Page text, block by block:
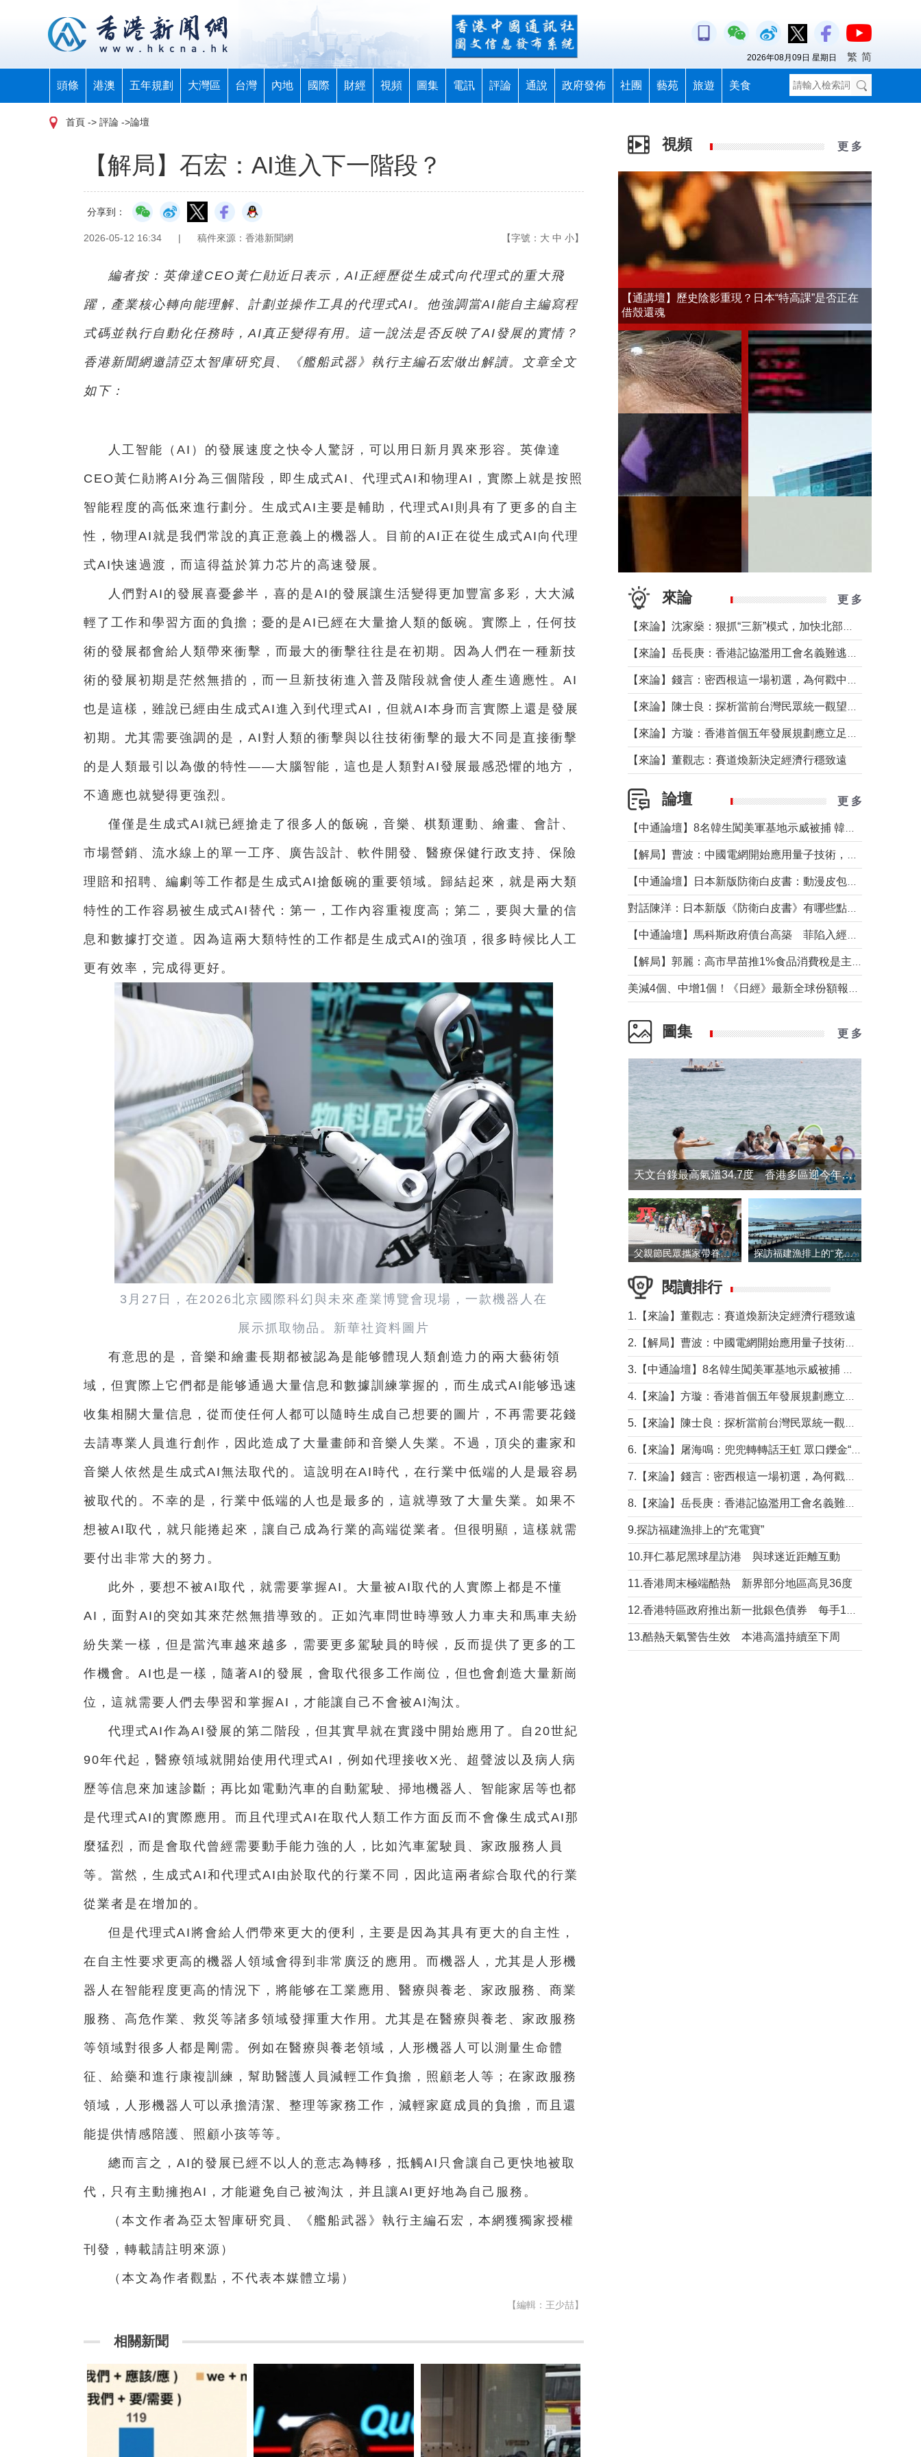
頭條 港澳 五年規劃 大灣區 台灣 內地 國際 財經 視頻 圖集 電訊 評論 通說 政府發佈 社團 藝苑 旅遊 美食
2026年08月09日 星期日 繁 简
首頁 -> 評論 ->論壇
【解局】石宏：AI進入下一階段？
分享到：
2026-05-12 16:34 | 稿件來源：香港新聞網 【字號： 大 中 小】
編者按：英偉達CEO黃仁勛近日表示，AI正經歷從生成式向代理式的重大飛
躍，產業核心轉向能理解、計劃並操作工具的代理式AI。他強調當AI能自主編寫程
式碼並執行自動化任務時，AI真正變得有用。這一說法是否反映了AI發展的實情？
香港新聞網邀請亞太智庫研究員、《艦船武器》執行主編石宏做出解讀。文章全文
如下：
人工智能（AI）的發展速度之快令人驚訝，可以用日新月異來形容。英偉達
CEO黃仁勛將AI分為三個階段，即生成式AI、代理式AI和物理AI，實際上就是按照
智能程度的高低來進行劃分。生成式AI主要是輔助，代理式AI則具有了更多的自主
性，物理AI就是我們常說的真正意義上的機器人。目前的AI正在從生成式AI向代理
式AI快速過渡，而這得益於算力芯片的高速發展。
人們對AI的發展喜憂參半，喜的是AI的發展讓生活變得更加豐富多彩，大大減
輕了工作和學習方面的負擔；憂的是AI已經在大量搶人類的飯碗。實際上，任何技
術的發展都會給人類帶來衝擊，而最大的衝擊往往是在初期。因為人們在一種新技
術的發展初期是茫然無措的，而一旦新技術進入普及階段就會使人產生適應性。AI
也是這樣，雖說已經由生成式AI進入到代理式AI，但就AI本身而言實際上還是發展
初期。尤其需要強調的是，AI對人類的衝擊與以往技術衝擊的最大不同是直接衝擊
的是人類最引以為傲的特性——大腦智能，這也是人類對AI發展最感恐懼的地方，
不適應也就變得更強烈。
僅僅是生成式AI就已經搶走了很多人的飯碗，音樂、棋類運動、繪畫、會計、
市場營銷、流水線上的單一工序、廣告設計、軟件開發、醫療保健行政支持、保險
理賠和招聘、編劇等工作都是生成式AI搶飯碗的重要領域。歸結起來，就是兩大類
特性的工作容易被生成式AI替代：第一，工作內容重複度高；第二，要與大量的信
息和數據打交道。因為這兩大類特性的工作都是生成式AI的強項，很多時候比人工
更有效率，完成得更好。
3月27日，在2026北京國際科幻與未來產業博覽會現場，一款機器人在
展示抓取物品。新華社資料圖片
有意思的是，音樂和繪畫長期都被認為是能够體現人類創造力的兩大藝術領
域，但實際上它們都是能够通過大量信息和數據訓練掌握的，而生成式AI能够迅速
收集相關大量信息，從而使任何人都可以隨時生成自己想要的圖片，不再需要花錢
去請專業人員進行創作，因此造成了大量畫師和音樂人失業。不過，頂尖的畫家和
音樂人依然是生成式AI無法取代的。這說明在AI時代，在行業中低端的人是最容易
被取代的。不幸的是，行業中低端的人也是最多的，這就導致了大量失業。如果不
想被AI取代，就只能捲起來，讓自己成為行業的高端從業者。但很明顯，這樣就需
要付出非常大的努力。
此外，要想不被AI取代，就需要掌握AI。大量被AI取代的人實際上都是不懂
AI，面對AI的突如其來茫然無措導致的。正如汽車問世時導致人力車夫和馬車夫紛
紛失業一樣，但是當汽車越來越多，需要更多駕駛員的時候，反而提供了更多的工
作機會。AI也是一樣，隨著AI的發展，會取代很多工作崗位，但也會創造大量新崗
位，這就需要人們去學習和掌握AI，才能讓自己不會被AI淘汰。
代理式AI作為AI發展的第二階段，但其實早就在實踐中開始應用了。自20世紀
90年代起，醫療領域就開始使用代理式AI，例如代理接收X光、超聲波以及病人病
歷等信息來加速診斷；再比如電動汽車的自動駕駛、掃地機器人、智能家居等也都
是代理式AI的實際應用。而且代理式AI在取代人類工作方面反而不會像生成式AI那
麼猛烈，而是會取代曾經需要動手能力強的人，比如汽車駕駛員、家政服務人員
等。當然，生成式AI和代理式AI由於取代的行業不同，因此這兩者綜合取代的行業
從業者是在增加的。
但是代理式AI將會給人們帶來更大的便利，主要是因為其具有更大的自主性，
在自主性要求更高的機器人領域會得到非常廣泛的應用。而機器人，尤其是人形機
器人在智能程度更高的情況下，將能够在工業應用、醫療與養老、家政服務、商業
服務、高危作業、救災等諸多領域發揮重大作用。尤其是在醫療與養老、家政服務
等領域對很多人都是剛需。例如在醫療與養老領域，人形機器人可以測量生命體
征、給藥和進行康複訓練，幫助醫護人員減輕工作負擔，照顧老人等；在家政服務
領域，人形機器人可以承擔清潔、整理等家務工作，減輕家庭成員的負擔，而且還
能提供情感陪護、照顧小孩等等。
總而言之，AI的發展已經不以人的意志為轉移，抵觸AI只會讓自己更快地被取
代，只有主動擁抱AI，才能避免自己被淘汰，并且讓AI更好地為自己服務。
（本文作者為亞太智庫研究員、《艦船武器》執行主編石宏，本網獲獨家授權
刊發，轉載請註明來源）
（本文為作者觀點，不代表本媒體立場）
【編輯：王少喆】
相關新聞
視頻 更 多
【通講壇】歷史陰影重現？日本“特高課”是否正在
借殼還魂
來論 更 多
【來論】董觀志：賽道煥新決定經濟行穩致遠
論壇 更 多
圖集 更 多
天文台錄最高氣溫34.7度 香港多區迎今年最熱一天
父親節民眾攜家帶眷出遊 探訪福建漁排上的“充電寶”
閱讀排行
1.【來論】董觀志：賽道煥新決定經濟行穩致遠
9.探訪福建漁排上的“充電寶”
10.拜仁慕尼黑球星訪港 與球迷近距離互動
11.香港周末極端酷熱 新界部分地區高見36度
13.酷熱天氣警告生效 本港高溫持續至下周